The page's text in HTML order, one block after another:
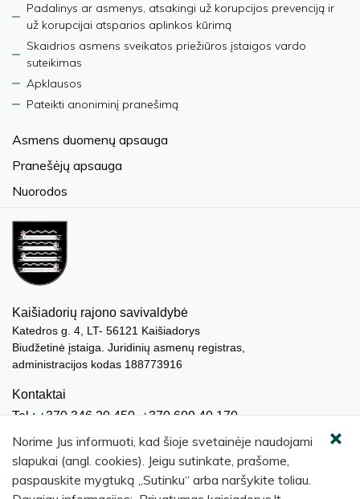
Padalinys ar asmenys, atsakingi už korupcijos prevenciją ir
už korupcijai atsparios aplinkos kūrimą
Skaidrios asmens sveikatos priežiūros įstaigos vardo
suteikimas
Apklausos
Pateikti anoniminį pranešimą
Asmens duomenų apsauga
Pranešėjų apsauga
Nuorodos
Kaišiadorių rajono savivaldybė
Katedros g. 4, LT- 56121 Kaišiadorys
Biudžetinė įstaiga. Juridinių asmenų registras,
administracijos kodas 188773916
Kontaktai
Tel.: +370 346 20 450, +370 609 40 170
El. paštas.: meras@kaisiadorys.lt
dokumentai@kaisiadorys.lt
Naujienų prenumerata
Norime Jus informuoti, kad šioje svetainėje naudojami
slapukai (angl. cookies). Jeigu sutinkate, prašome,
paspauskite mygtuką „Sutinku“ arba naršykite toliau.